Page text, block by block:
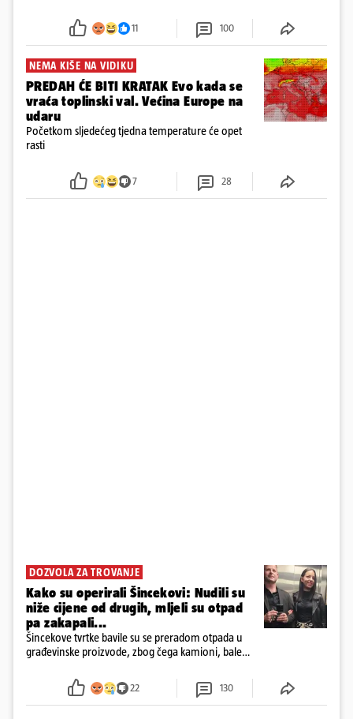
požar, rekao je vlasnik
11 100
NEMA KIŠE NA VIDIKU
PREDAH ĆE BITI KRATAK Evo kada se
vraća toplinski val. Većina Europe na
udaru
Početkom sljedećeg tjedna temperature će opet
rasti
7 28
DOZVOLA ZA TROVANJE
Kako su operirali Šincekovi: Nudili su
niže cijene od drugih, mljeli su otpad
pa zakapali...
Šincekove tvrtke bavile su se preradom otpada u
građevinske proizvode, zbog čega kamioni, bale
22 130